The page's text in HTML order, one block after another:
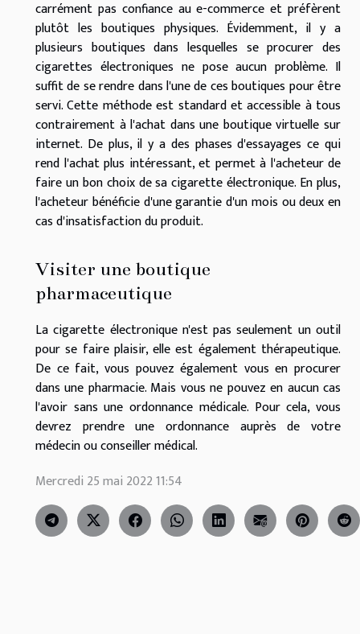
carrément pas confiance au e-commerce et préfèrent
plutôt les boutiques physiques. Évidemment, il y a
plusieurs boutiques dans lesquelles se procurer des
cigarettes électroniques ne pose aucun problème. Il
suffit de se rendre dans l'une de ces boutiques pour être
servi. Cette méthode est standard et accessible à tous
contrairement à l'achat dans une boutique virtuelle sur
internet. De plus, il y a des phases d'essayages ce qui
rend l'achat plus intéressant, et permet à l'acheteur de
faire un bon choix de sa cigarette électronique. En plus,
l'acheteur bénéficie d'une garantie d'un mois ou deux en
cas d'insatisfaction du produit.
Visiter une boutique
pharmaceutique
La cigarette électronique n'est pas seulement un outil
pour se faire plaisir, elle est également thérapeutique.
De ce fait, vous pouvez également vous en procurer
dans une pharmacie. Mais vous ne pouvez en aucun cas
l'avoir sans une ordonnance médicale. Pour cela, vous
devrez prendre une ordonnance auprès de votre
médecin ou conseiller médical.
Mercredi 25 mai 2022 11:54